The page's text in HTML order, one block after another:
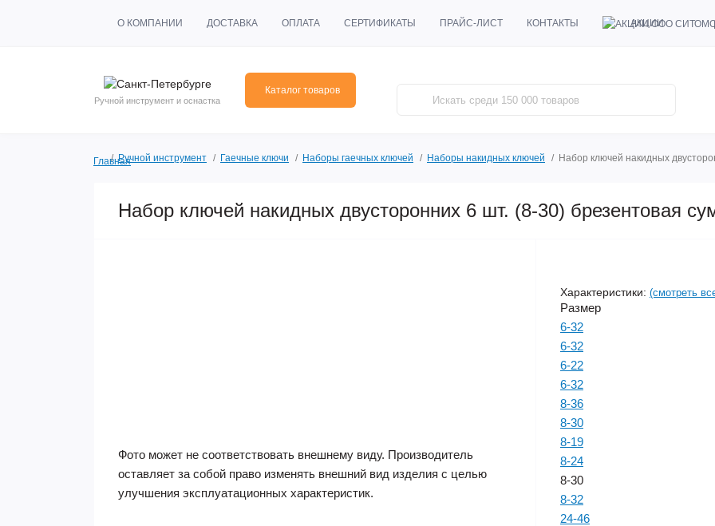
О КОМПАНИИ ДОСТАВКА ОПЛАТА СЕРТИФИКАТЫ ПРАЙС-ЛИСТ КОНТАКТЫ АКЦИИ
Ручной инструмент и оснастка
Каталог товаров
ГлавнаяРучной инструмент Гаечные ключи Наборы гаечных ключей Наборы накидных ключей Набор ключей накидных
Набор ключей накидных двусторонних 6 шт. (8-30) брезентовая
Фото может не соответствовать внешнему виду. Производитель
оставляет за собой право изменять внешний вид изделия с целью
улучшения эксплуатационных характеристик.
Характеристики: (смотреть
Размер
6-32
6-32
6-22
6-32
8-36
8-30
8-19
8-24
8-30
8-32
24-46